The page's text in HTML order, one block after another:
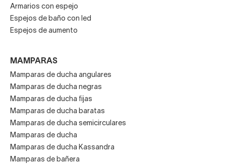
Armarios con espejo
Espejos de baño con led
Espejos de aumento
MAMPARAS
Mamparas de ducha angulares
Mamparas de ducha negras
Mamparas de ducha fijas
Mamparas de ducha baratas
Mamparas de ducha semicirculares
Mamparas de ducha
Mamparas de ducha Kassandra
Mamparas de bañera